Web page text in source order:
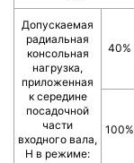
Допускаемая
радиальная
консольная
нагрузка,
приложенная
к середине
посадочной
части
входного вала,
Н в режиме:
40%
100%